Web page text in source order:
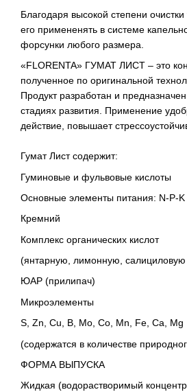
Благодаря высокой степени
его примененять в системе
форсунки любого размера.
«FLORENTA» ГУМАТ ЛИСТ – это
полученное по оригинальной
Продукт разработан и
стадиях развития. Применение
действие, повышает
Гумат Лист содержит:
Гуминовые и фульвовые кислоты
Основные элементы питания: N-P-K
Кремний
Комплекс органических кислот
(янтарную, лимонную,
ЮАР (прилипач)
Микроэлементы
S, Zn, Cu, B, Mo, Co, Mn, Fe, Ca, Mg
(содержатся в количестве
ФОРМА ВЫПУСКА
Жидкая (водорастворимый